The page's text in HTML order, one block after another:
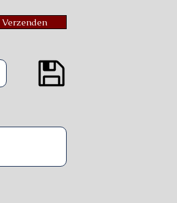
Verzenden